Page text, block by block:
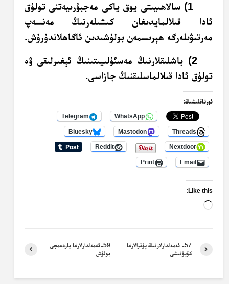
1) سالاھىيىتى يوق ياكى مەجبۇرىيەتنى تولۇق
ئادا قىلالمايدىغان كىشىلەرنىڭ مەنسەپ
مەرتىۋىلەرگە ھېرىسمەن بولۇشىدىن ئاگاھلاندۇرۇش.
2) باشلىقلارنىڭ مەسئۇلىيىتىنىڭ ئېغىرلىقى ۋە
تولۇق ئادا قىلالماسلىقنىڭ جازاسى.
ئورتاقلىشىڭ:
WhatsApp
Telegram
Threads
Mastodon
Bluesky
Nextdoor
Reddit
Email
Print
Like this:
Loading…
59-ئەمەلدارلارغا ياردەمچى
بولۇش
57- ئەمەلدارلارنىڭ پۇقرالارغا
كۆيۈنىشى